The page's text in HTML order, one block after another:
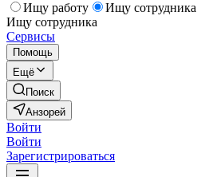
Ищу работу
Ищу сотрудника
Ищу сотрудника
Сервисы
Помощь
Ещё
Поиск
Анзорей
Войти
Войти
Зарегистрироваться